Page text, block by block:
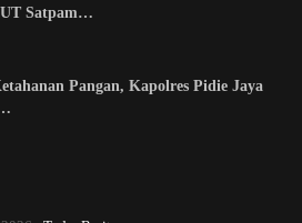
Satpam…
Pangan, Kapolres Pidie Jaya